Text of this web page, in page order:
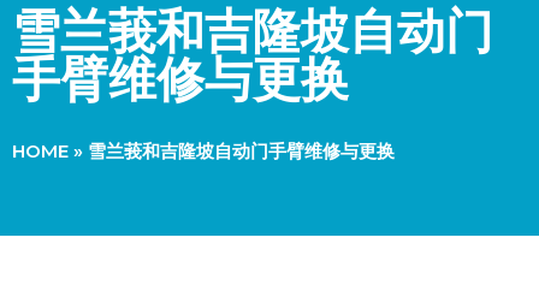
雪兰莪和吉隆坡自动门
手臂维修与更换
HOME » 雪兰莪和吉隆坡自动门手臂维修与更换